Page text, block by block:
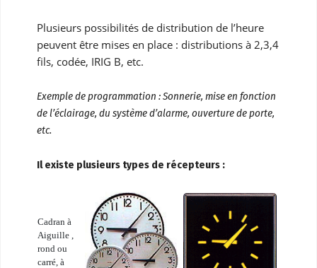
Plusieurs possibilités de distribution de l’heure
peuvent être mises en place : distributions à 2,3,4
fils, codée, IRIG B, etc.
Exemple de programmation : Sonnerie, mise en fonction
de l’éclairage, du système d’alarme, ouverture de porte,
etc.
Il existe plusieurs types de récepteurs :
Cadran à
Aiguille ,
rond ou
carré, à